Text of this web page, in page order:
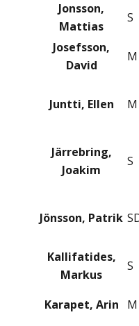
Jonsson,
Mattias
S
Josefsson,
David
M
Juntti, Ellen M
Järrebring,
Joakim
S
Jönsson, Patrik
Kallifatides,
Markus
S
Karapet, Arin M